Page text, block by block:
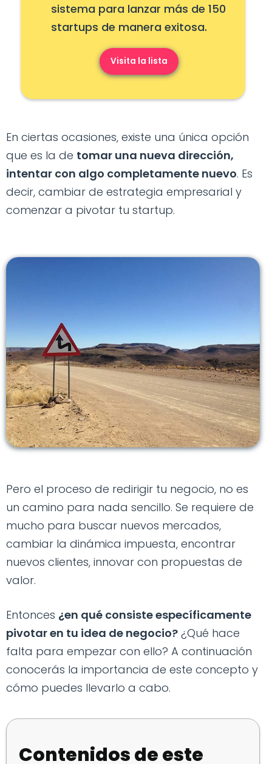
sistema para lanzar más de 150
startups de manera exitosa.
Visita la lista
En ciertas ocasiones, existe una única opción
que es la de tomar una nueva dirección,
intentar con algo completamente nuevo. Es
decir, cambiar de estrategia empresarial y
comenzar a pivotar tu startup.
Pero el proceso de redirigir tu negocio, no es
un camino para nada sencillo. Se requiere de
mucho para buscar nuevos mercados,
cambiar la dinámica impuesta, encontrar
nuevos clientes, innovar con propuestas de
valor.
Entonces ¿en qué consiste específicamente
pivotar en tu idea de negocio? ¿Qué hace
falta para empezar con ello? A continuación
conocerás la importancia de este concepto y
cómo puedes llevarlo a cabo.
Contenidos de este